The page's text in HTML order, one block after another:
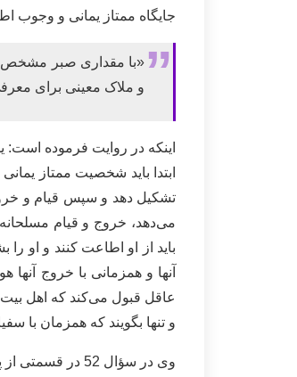
جایگاه ممتاز یمانی و وجوب
«با مقداری صبر مشخص
و ملاک معینی برای
اینکه در روایت فرموده
ابتدا باید شخصیت ممتاز
تشکیل دهد و سپس قیام و خروج
می‌دهد، خروج و قیام مسلحانه
باید از او اطاعت کنند و او
آنها و همزمانی با خروج
عاقل قبول می‌کند که اهل بیت
و تنها بگویند که همزمان با
وی در سؤال 52 در قسمتی از پاسخ به این سؤال که آیا جناب یمانی از اهالی یمن است و دلیل ما بر آن چیست؟ گفت: